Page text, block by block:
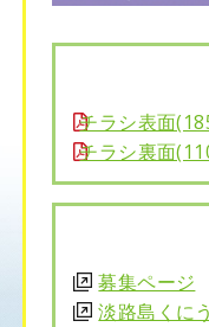
チラシ表面
チラシ裏面
募集ページ
淡路島くに